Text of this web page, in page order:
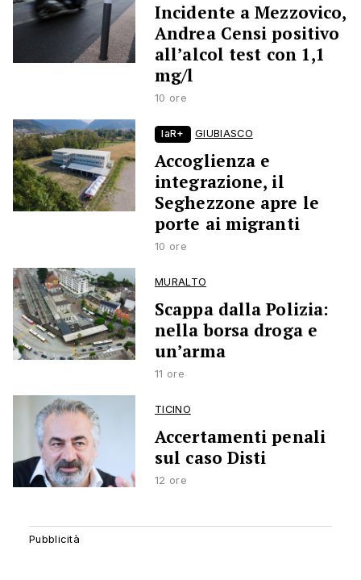
Incidente a Mezzovico,
Andrea Censi positivo
all’alcol test con 1,1
mg/l
10 ore
laR+ GIUBIASCO
Accoglienza e
integrazione, il
Seghezzone apre le
porte ai migranti
10 ore
MURALTO
Scappa dalla Polizia:
nella borsa droga e
un’arma
11 ore
TICINO
Accertamenti penali
sul caso Disti
12 ore